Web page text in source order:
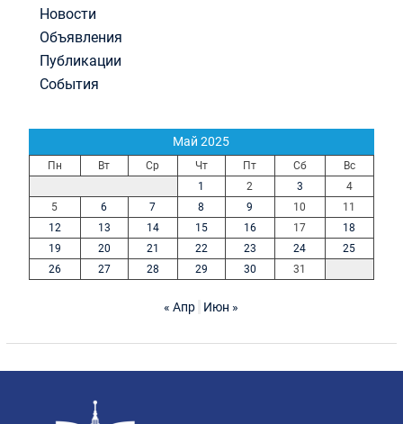
Новости
Объявления
Публикации
События
Май 2025
Пн Вт Ср Чт Пт Сб
Вс
1
2 3
4
5
6 7 8 9 10
11
12
13 14 15 16 17
18
19
20 21 22 23 24
25
26
27 28 29 30 31
« Апр Июн »